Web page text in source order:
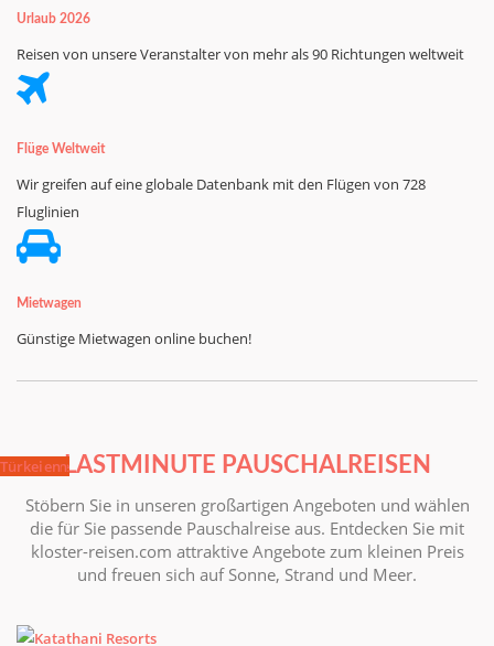
Urlaub 2026
Reisen von unsere Veranstalter von mehr als 90 Richtungen weltweit
Flüge Weltweit
Wir greifen auf eine globale Datenbank mit den Flügen von 728
Fluglinien
Mietwagen
Günstige Mietwagen online buchen!
LASTMINUTE PAUSCHALREISEN
Stöbern Sie in unseren großartigen Angeboten und wählen
die für Sie passende Pauschalreise aus. Entdecken Sie mit
kloster-reisen.com attraktive Angebote zum kleinen Preis
und freuen sich auf Sonne, Strand und Meer.
Thailand
Korfu
Lanzarote
Bulgarien
Tunesien
Türkei